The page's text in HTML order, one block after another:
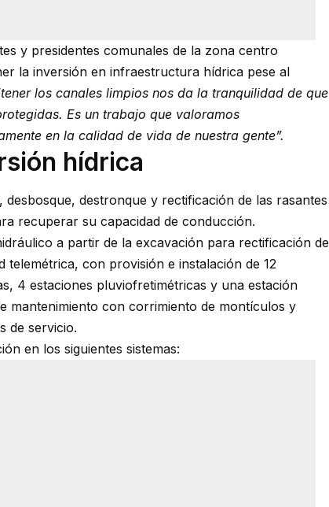
y presidentes comunales de la zona centro
la inversión en infraestructura hídrica pese al
los canales limpios nos da la tranquilidad de que
Es un trabajo que valoramos
en la calidad de vida de nuestra gente”.
hídrica
destronque y rectificación de las rasantes
recuperar su capacidad de conducción.
a partir de la excavación para rectificación de
telemétrica, con provisión e instalación de 12
4 estaciones pluviofretimétricas y una estación
mantenimiento con corrimiento de montículos y
de servicio.
en los siguientes sistemas: